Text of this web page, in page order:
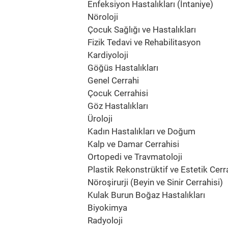
Enfeksiyon Hastalıkları (İntaniye)
Nöroloji
Çocuk Sağlığı ve Hastalıkları
Fizik Tedavi ve Rehabilitasyon
Kardiyoloji
Göğüs Hastalıkları
Genel Cerrahi
Çocuk Cerrahisi
Göz Hastalıkları
Üroloji
Kadın Hastalıkları ve Doğum
Kalp ve Damar Cerrahisi
Ortopedi ve Travmatoloji
Plastik Rekonstrüktif ve Estetik
Nöroşirurji (Beyin ve Sinir Cerrahisi)
Kulak Burun Boğaz Hastalıkları
Biyokimya
Radyoloji